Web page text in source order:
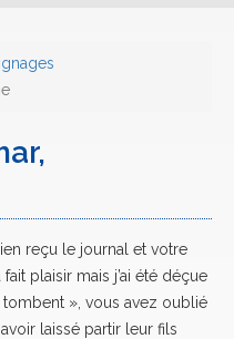
reçu le journal et votre
plaisir mais j’ai été déçue
», vous avez oublié
laissé partir leur fils